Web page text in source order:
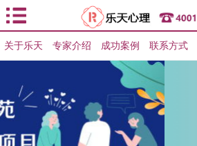
用户登录
关于乐天 专家介绍 成功案例 联系方式